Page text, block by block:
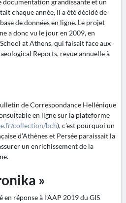
documentation grandissante et un
chaque année, il a été décidé de
de données en ligne. Le projet
a donc vu le jour en 2009, en
at Athens, qui faisait face aux
Reports, revue annuelle à
de Correspondance Hellénique
en ligne sur la plateforme
collection/bch), c’est pourquoi un
d’Athènes et Persée paraissait la
un enrichissement de la
»
en réponse à l’AAP 2019 du GIS